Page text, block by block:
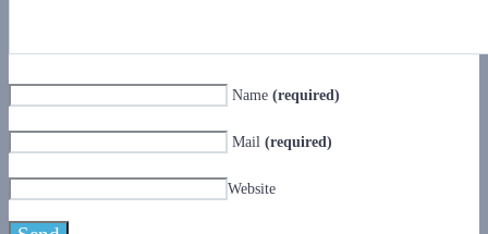
Name (required)
Mail (required)
Website